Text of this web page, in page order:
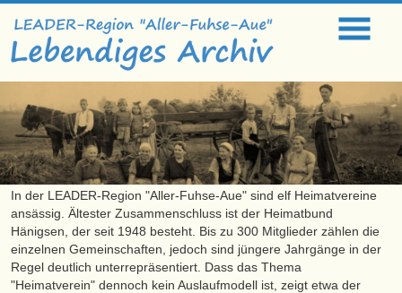
In der LEADER-Region "Aller-Fuhse-Aue" sind elf Heimatvereine
ansässig. Ältester Zusammenschluss ist der Heimatbund
Hänigsen, der seit 1948 besteht. Bis zu 300 Mitglieder zählen die
einzelnen Gemeinschaften, jedoch sind jüngere Jahrgänge in der
Regel deutlich unterrepräsentiert. Dass das Thema
"Heimatverein" dennoch kein Auslaufmodell ist, zeigt etwa der